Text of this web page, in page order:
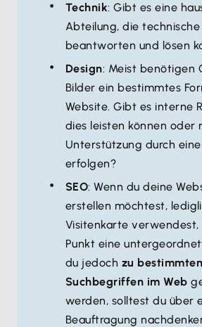
Technik: Gibt es eine
Abteilung, die technische
beantworten und lösen
Design: Meist benötigen
Bilder ein bestimmtes
Website. Gibt es interne
dies leisten können oder
Unterstützung durch
erfolgen?
SEO: Wenn du deine
erstellen möchtest,
Visitenkarte verwendest,
Punkt eine
du jedoch zu bestimmten
Suchbegriffen im Web
werden, solltest du über
Beauftragung